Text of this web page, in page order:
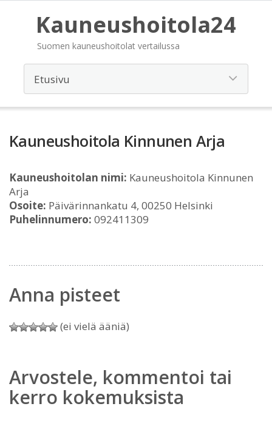
Kauneushoitola24
Suomen kauneushoitolat vertailussa
Kauneushoitola Kinnunen Arja
Kauneushoitolan nimi: Kauneushoitola Kinnunen
Arja
Osoite: Päivärinnankatu 4, 00250 Helsinki
Puhelinnumero: 092411309
Anna pisteet
(ei vielä ääniä)
Arvostele, kommentoi tai
kerro kokemuksista